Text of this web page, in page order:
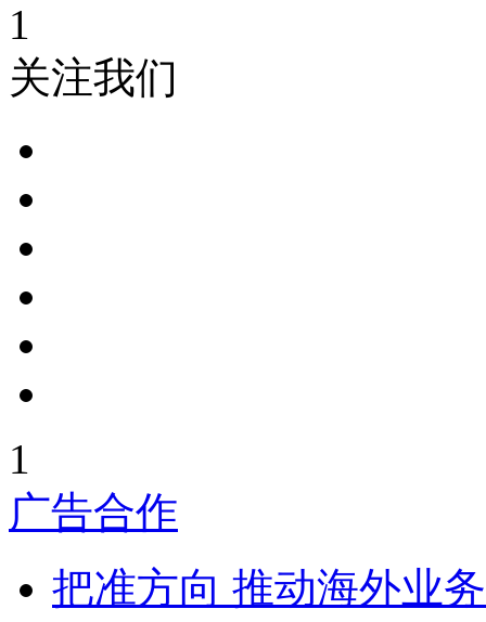
1
关注我们
1
广告合作
把准方向 推动海外业